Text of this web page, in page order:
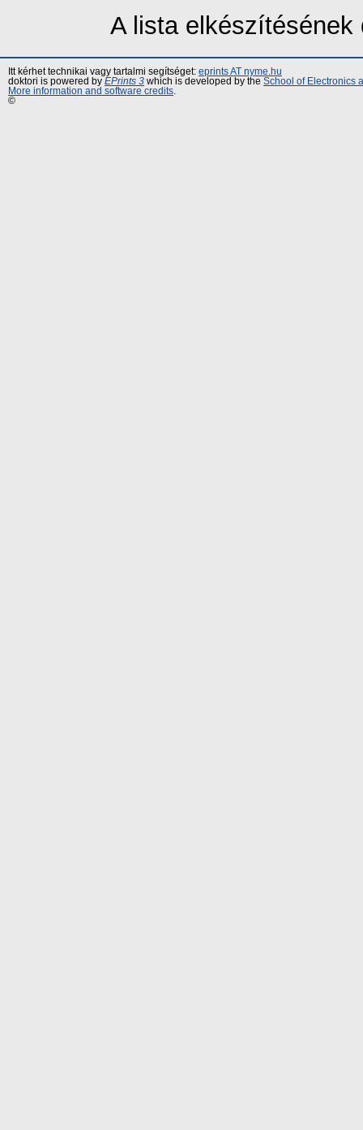
A lista
Itt kérhet technikai vagy tartalmi segítséget: eprints AT nyme.hu
doktori is powered by EPrints 3 which is developed by the School of Electronics
More information and software credits
©